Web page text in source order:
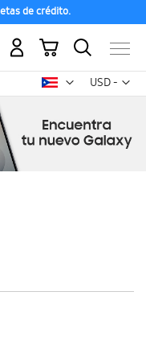
de crédito.
USD -
dólar
Mi carrito